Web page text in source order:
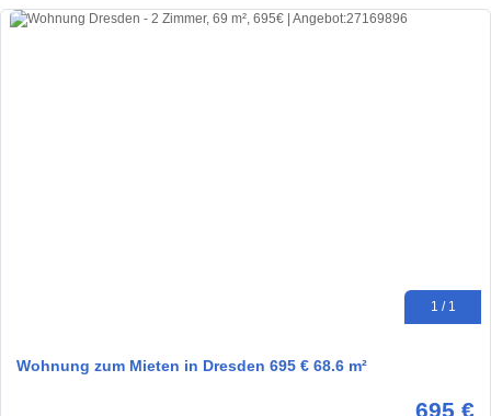
1 / 1
Wohnung zum Mieten in Dresden 695 € 68.6 m²
695 €